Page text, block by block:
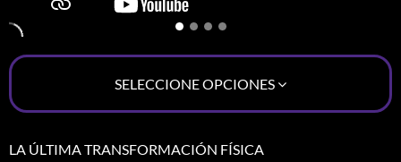
LA ÚLTIMA TRANSFORMACIÓN FÍSICA
SELECCIONE OPCIONES